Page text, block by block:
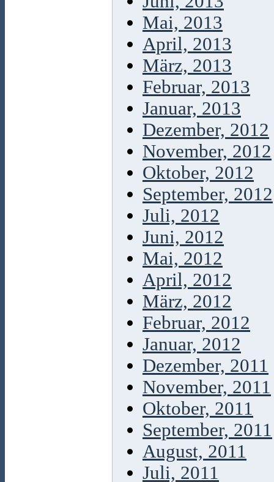
Mai, 2013
April, 2013
März, 2013
Februar, 2013
Januar, 2013
Dezember, 2012
November, 2012
Oktober, 2012
September, 2012
Juli, 2012
Juni, 2012
Mai, 2012
April, 2012
März, 2012
Februar, 2012
Januar, 2012
Dezember, 2011
November, 2011
Oktober, 2011
September, 2011
August, 2011
Juli, 2011